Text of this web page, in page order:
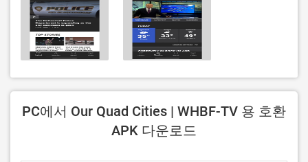
PC에서 Our Quad Cities | WHBF-TV 용 호환
APK 다운로드